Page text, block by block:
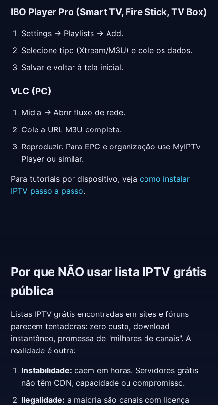
IBO Player Pro (Smart TV, Fire Stick, TV Box)
Settings → Playlists → Add.
Selecione tipo (Xtream/M3U) e cole os dados.
Salvar e voltar à tela inicial.
VLC (PC)
Mídia → Abrir fluxo de rede.
Cole a URL M3U completa.
Reproduzir. Para EPG e organização use MyIPTV
Player ou similar.
Para tutoriais por dispositivo, veja como instalar
IPTV passo a passo.
Por que NÃO usar lista IPTV grátis
pública
Listas IPTV grátis encontradas em sites e fóruns
parecem tentadoras: zero custo, download
instantâneo, promessa de "milhares de canais". A
realidade é outra:
Instabilidade: caem em horas. Servidores grátis
não têm CDN, capacidade ou compromisso.
Ilegalidade: a maioria são canais com licença